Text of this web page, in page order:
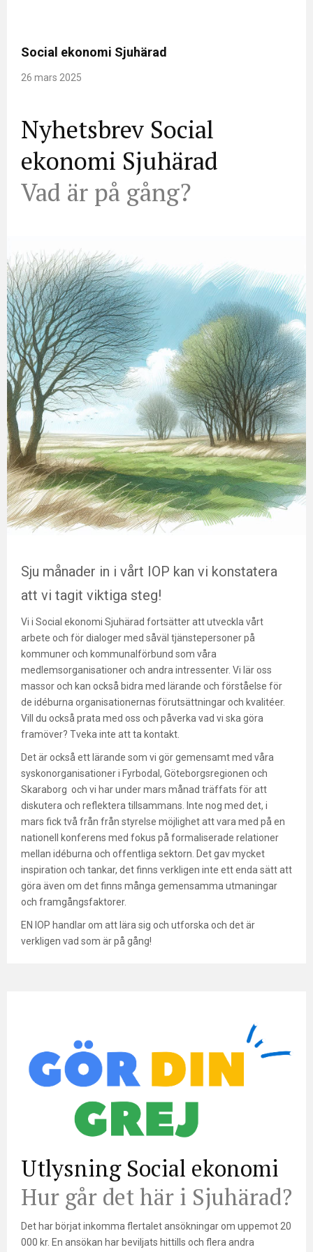
Social ekonomi Sjuhärad
26 mars 2025
Nyhetsbrev Social
ekonomi Sjuhärad
Vad är på gång?
Sju månader in i vårt IOP kan vi konstatera
att vi tagit viktiga steg!
Vi i Social ekonomi Sjuhärad fortsätter att utveckla vårt
arbete och för dialoger med såväl tjänstepersoner på
kommuner och kommunalförbund som våra
medlemsorganisationer och andra intressenter. Vi lär oss
massor och kan också bidra med lärande och förståelse för
de idéburna organisationernas förutsättningar och kvalitéer.
Vill du också prata med oss och påverka vad vi ska göra
framöver? Tveka inte att ta kontakt.
Det är också ett lärande som vi gör gemensamt med våra
syskonorganisationer i Fyrbodal, Göteborgsregionen och
Skaraborg och vi har under mars månad träffats för att
diskutera och reflektera tillsammans. Inte nog med det, i
mars fick två från från styrelse möjlighet att vara med på en
nationell konferens med fokus på formaliserade relationer
mellan idéburna och offentliga sektorn. Det gav mycket
inspiration och tankar, det finns verkligen inte ett enda sätt att
göra även om det finns många gemensamma utmaningar
och framgångsfaktorer.
EN IOP handlar om att lära sig och utforska och det är
verkligen vad som är på gång!
Utlysning Social ekonomi
Hur går det här i Sjuhärad?
Det har börjat inkomma flertalet ansökningar om uppemot 20
000 kr. En ansökan har beviljats hittills och flera andra